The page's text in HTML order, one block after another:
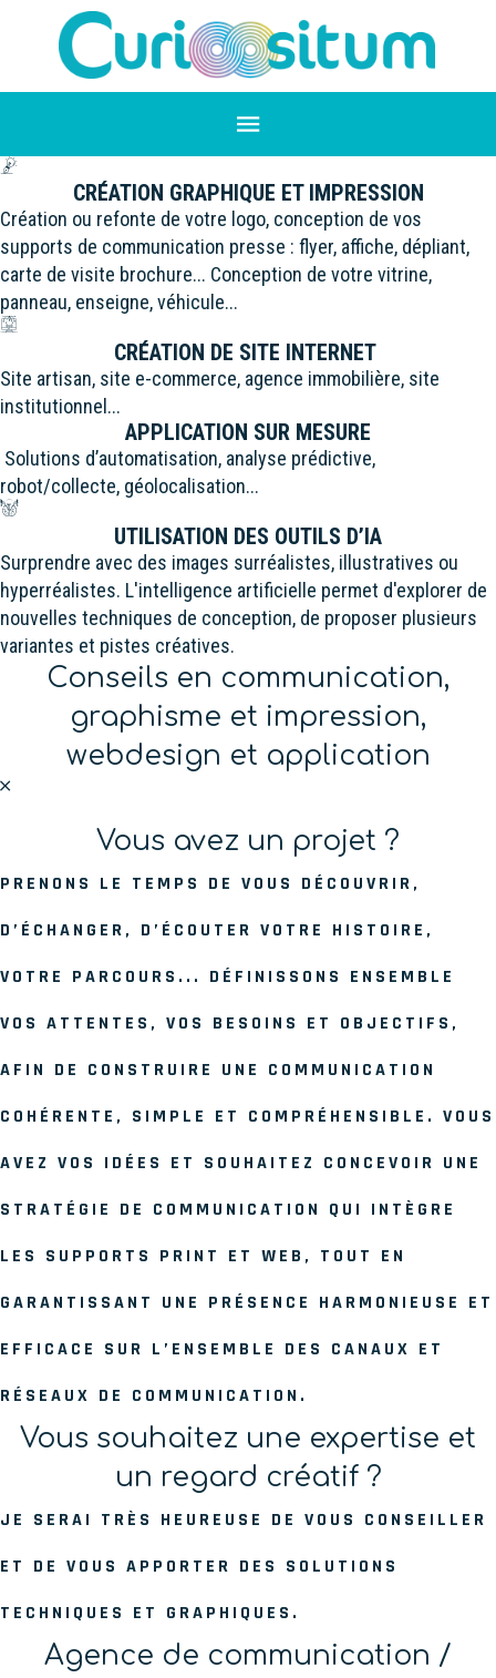
CRÉATION GRAPHIQUE ET IMPRESSION
Création ou refonte de votre logo, conception de vos
supports de communication presse : flyer, affiche, dépliant,
carte de visite brochure... Conception de votre vitrine,
panneau, enseigne, véhicule...
CRÉATION DE SITE INTERNET
Site artisan, site e-commerce, agence immobilière, site
institutionnel...
APPLICATION SUR MESURE
Solutions d’automatisation, analyse prédictive,
robot/collecte, géolocalisation...
UTILISATION DES OUTILS D’IA
Surprendre avec des images surréalistes, illustratives ou
hyperréalistes. L'intelligence artificielle permet d'explorer de
nouvelles techniques de conception, de proposer plusieurs
variantes et pistes créatives.
Conseils en communication,
graphisme et impression,
webdesign et application
Vous avez un projet ?
PRENONS LE TEMPS DE VOUS DÉCOUVRIR,
D’ÉCHANGER, D’ÉCOUTER VOTRE HISTOIRE,
VOTRE PARCOURS... DÉFINISSONS ENSEMBLE
VOS ATTENTES, VOS BESOINS ET OBJECTIFS,
AFIN DE CONSTRUIRE UNE COMMUNICATION
COHÉRENTE, SIMPLE ET COMPRÉHENSIBLE. VOUS
AVEZ VOS IDÉES ET SOUHAITEZ CONCEVOIR UNE
STRATÉGIE DE COMMUNICATION QUI INTÈGRE
LES SUPPORTS PRINT ET WEB, TOUT EN
GARANTISSANT UNE PRÉSENCE HARMONIEUSE ET
EFFICACE SUR L’ENSEMBLE DES CANAUX ET
RÉSEAUX DE COMMUNICATION.
Vous souhaitez une expertise et
un regard créatif ?
JE SERAI TRÈS HEUREUSE DE VOUS CONSEILLER
ET DE VOUS APPORTER DES SOLUTIONS
TECHNIQUES ET GRAPHIQUES.
Agence de communication /